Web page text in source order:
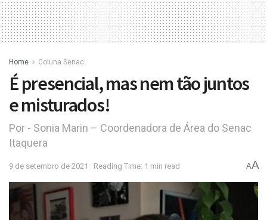
Home Coluna Senac
É presencial, mas nem tão juntos
e misturados!
Por - Sonia Marin – Coordenadora de Área do Senac
Itaquera
9 de setembro de 2021 Reading Time: 1 min read AA